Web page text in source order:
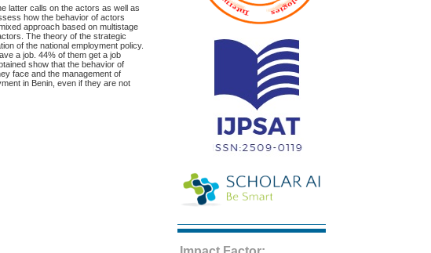
latter calls on the actors as well as
how the behavior of actors
approach based on multistage
The theory of the strategic
of the national employment policy.
a job. 44% of them get a job
show that the behavior of
face and the management of
in Benin, even if they are not